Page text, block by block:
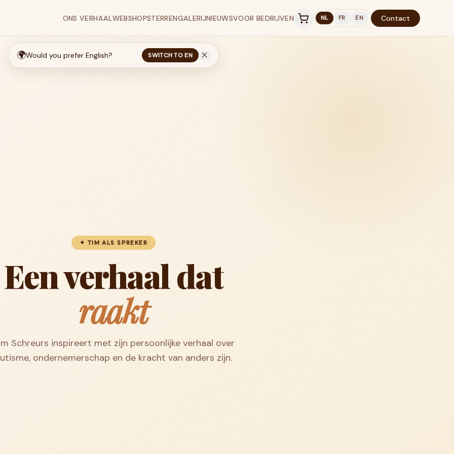
ONS VERHAAL WEBSHOPSTERRENGALERIJNIEUWSVOOR BEDRIJVEN NL FR EN Contact
🌍Would you prefer English? SWITCH TO EN ✕
✦ TIM ALS SPREKER
Een verhaal dat
raakt
Schreurs inspireert met zijn persoonlijke verhaal over
ondernemerschap en de kracht van anders zijn.